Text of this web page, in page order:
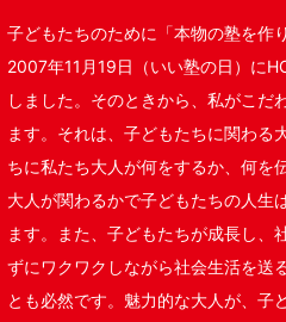
子どもたちのために「本物の塾を作
2007年11月19日（いい塾の日）に
しました。そのときから、私がこだ
ます。それは、子どもたちに関わる
ちに私たち大人が何をするか、何を
大人が関わるかで子どもたちの人生
ます。また、子どもたちが成長し、
ずにワクワクしながら社会生活を送
とも必然です。魅力的な大人が、子